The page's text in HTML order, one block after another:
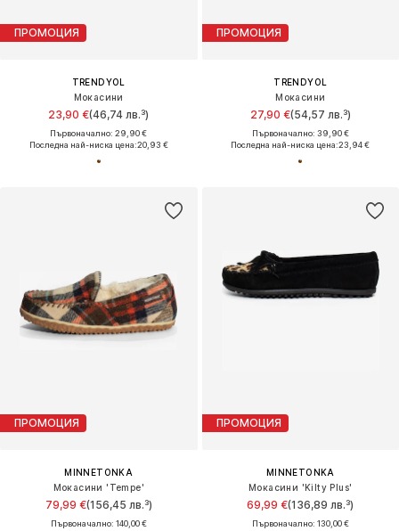
ПРОМОЦИЯ
TRENDYOL
Мокасини
23,90 €(46,74 лв.³)
Първоначално: 29,90 €
Последна най-ниска цена:20,93 €
ПРОМОЦИЯ
TRENDYOL
Мокасини
27,90 €(54,57 лв.³)
Първоначално: 39,90 €
Последна най-ниска цена:23,94 €
ПРОМОЦИЯ
MINNETONKA
Мокасини 'Tempe'
79,99 €(156,45 лв.³)
Първоначално: 140,00 €
ПРОМОЦИЯ
MINNETONKA
Мокасини 'Kilty Plus'
69,99 €(136,89 лв.³)
Първоначално: 130,00 €